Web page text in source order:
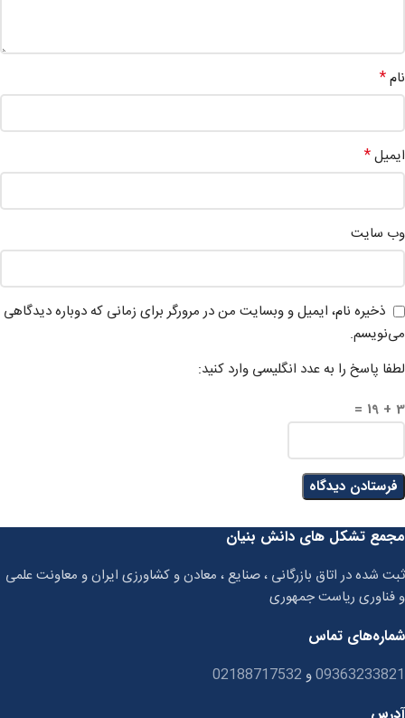
نام*
ایمیل*
وب‌ سایت
ذخیره نام، ایمیل و وبسایت من در مرورگر برای زمانی که دوباره دیدگاهی
می‌نویسم.
لطفا پاسخ را به عدد انگلیسی وارد کنید:
3 + 19 =
مجمع تشکل های دانش بنیان
ثبت شده در اتاق بازرگانی ، صنایع ، معادن و کشاورزی ایران و معاونت علمی
و فناوری ریاست جمهوری
شماره‌های تماس
09363233821و 02188717532